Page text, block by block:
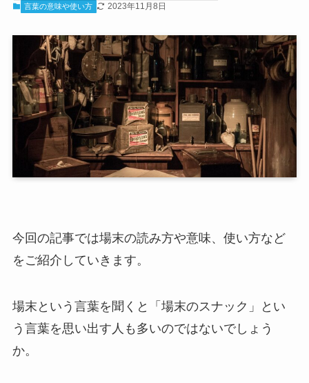
言葉の意味や使い方 2023年11月8日
今回の記事では場末の読み方や意味、使い方など
をご紹介していきます。
場末という言葉を聞くと「場末のスナック」とい
う言葉を思い出す人も多いのではないでしょう
か。